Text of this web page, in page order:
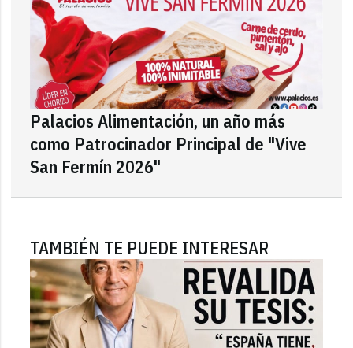
Palacios Alimentación, un año más
como Patrocinador Principal de "Vive
San Fermín 2026"
TAMBIÉN TE PUEDE INTERESAR